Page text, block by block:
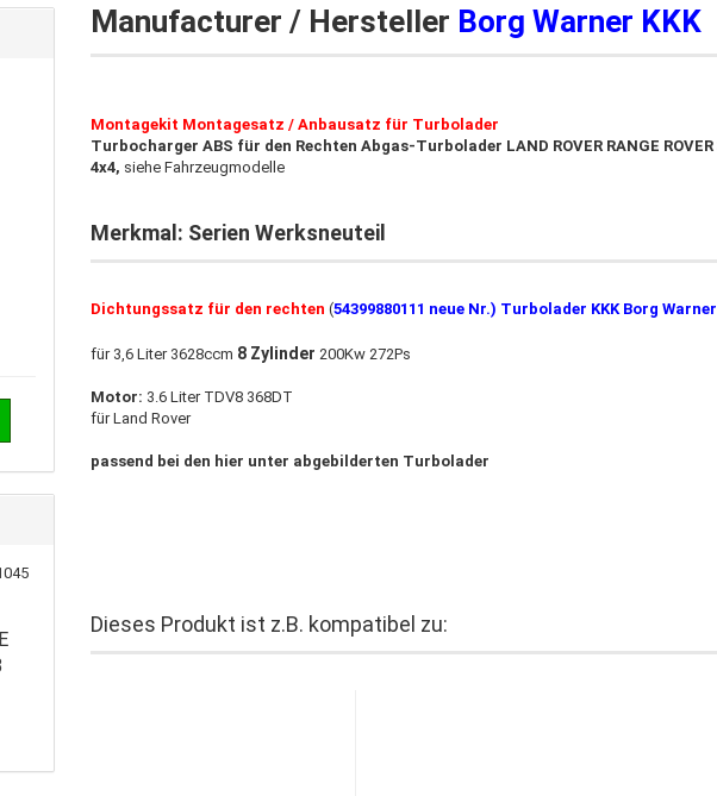
Manufacturer / Hersteller Borg Warner KKK
Montagekit Montagesatz / Anbausatz für Turbolader
Turbocharger ABS für den Rechten Abgas-Turbolader LAND ROVER RANGE ROVER
4x4, siehe Fahrzeugmodelle
Merkmal: Serien Werksneuteil
Dichtungssatz für den rechten (54399880111 neue Nr.) Turbolader KKK Borg Warner
für 3,6 Liter 3628ccm 8 Zylinder 200Kw 272Ps
Motor: 3.6 Liter TDV8 368DT
für Land Rover
passend bei den hier unter abgebilderten Turbolader
Dieses Produkt ist z.B. kompatibel zu: